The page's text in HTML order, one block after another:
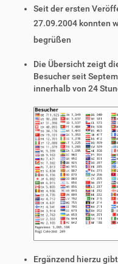
Seit der ersten
27.09.2004 konnten
begrüßen
Die Übersicht zeigt
Besucher seit
innerhalb von 24
Ergänzend hierzu